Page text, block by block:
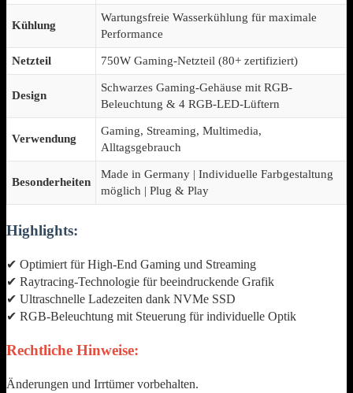
Kühlung
Wartungsfreie Wasserkühlung für maximale
Performance
Netzteil 750W Gaming-Netzteil (80+ zertifiziert)
Design
Schwarzes Gaming-Gehäuse mit RGB-
Beleuchtung & 4 RGB-LED-Lüftern
Verwendung
Gaming, Streaming, Multimedia,
Alltagsgebrauch
Besonderheiten
Made in Germany | Individuelle Farbgestaltung
möglich | Plug & Play
Highlights:
✔ Optimiert für High-End Gaming und Streaming
✔ Raytracing-Technologie für beeindruckende Grafik
✔ Ultraschnelle Ladezeiten dank NVMe SSD
✔ RGB-Beleuchtung mit Steuerung für individuelle Optik
Rechtliche Hinweise:
Änderungen und Irrtümer vorbehalten.